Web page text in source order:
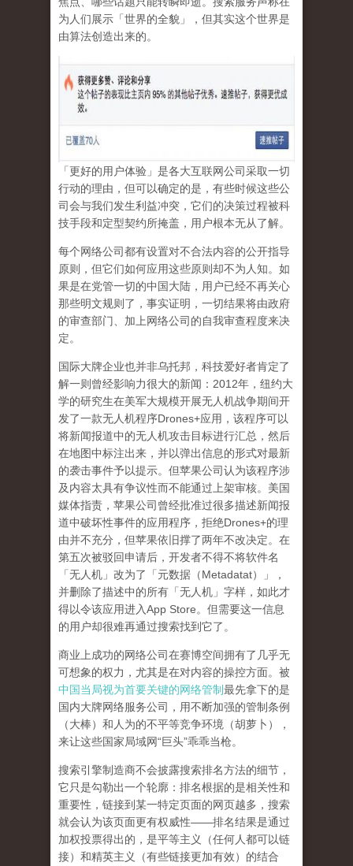
为人们展示「世界的全貌」，但其实这个世界是
由算法创造出来的。
「更好的用户体验」是各大互联网公司采取一切
行动的理由，但可以确定的是，有些时候这些公
司会与我们发生利益冲突，它们的决策过程被科
技手段和定型契约所掩盖，用户根本无从了解。
每个网络公司都有设置对不合法内容的公开指导
原则，但它们如何应用这些原则却不为人知。如
果是在党管一切的中国大陆，用户已经不再关心
那些明文规则了，事实证明， 一切结果将由政府
的审查部门、加上网络公司的自我审查程度来决
定。
国际大牌企业也并非乌托邦，科技爱好者肯定了
解一则曾经影响力很大的新闻： 2012年，纽约大
学的研究生在美军大规模开展无人机战争期间开
发了一款无人机程序Drones+应用，该程序可以
将新闻报道中的无人机攻击目标进行汇总，然后
在地图中标注出来，并以弹出信息的形式对最新
的袭击事件予以提示。但苹果公司认为该程序涉
及内容太具有争议性而不能通过上架审核。美国
媒体指责，苹果公司曾经批准过很多描述新闻报
道中破坏性事件的应用程序，拒绝Drones+的理
由并不充分，但苹果依旧撑了两年不改决定。在
第五次被驳回申请后，开发者不得不将软件名
「无人机」改为了「元数据（Metadatat）」，
并删除了描述中的所有「无人机」字样，如此才
得以令该应用进入App Store。但需要这一信息
的用户却很难再通过搜索找到它了。
商业上成功的网络公司在赛博空间拥有了几乎无
可想象的权力，尤其是在对内容的操控方面。被
中国当局视为首要关键的网络管制最先拿下的是
国内大牌网络服务公司 ，用不断加强的管制条例
（大棒）和人为的不平等竞争环境（胡萝卜），
来让这些国家局域网“巨头”乖乖当枪。
搜索引擎制造商不会披露搜索排名方法的细节，
它只是勾勒出一个轮廓：排名根据的是相关性和
重要性，链接到某一特定页面的网页越多，搜索
就会认为该页面更有权威性——排名结果是通过
加权投票得出的，是平等主义（任何人都可以链
接）和精英主义（有些链接更加有效）的结合